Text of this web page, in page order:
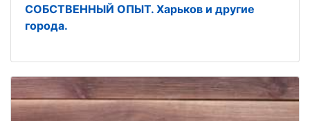
СОБСТВЕННЫЙ ОПЫТ. Харьков и другие
города.